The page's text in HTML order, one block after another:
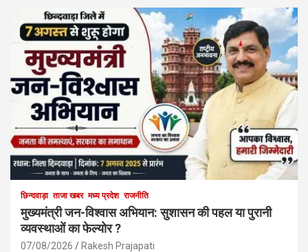
छिन्दवाड़ा ताजा खबर मध्य प्रदेश राजनीति
मुख्यमंत्री जन-विश्वास अभियान: सुशासन की पहल या पुरानी
व्यवस्थाओं का फेल्योर ?
07/08/2026 Rakesh Prajapati